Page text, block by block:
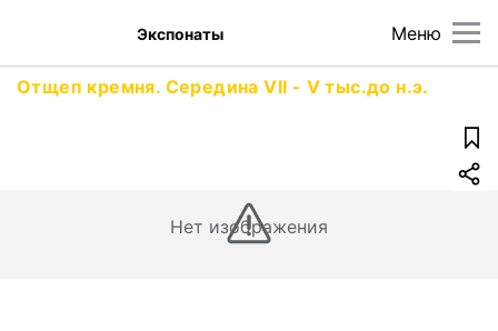
Меню
Экспонаты
Отщеп кремня. Середина VII - V тыс.до н.э.
Нет изображения